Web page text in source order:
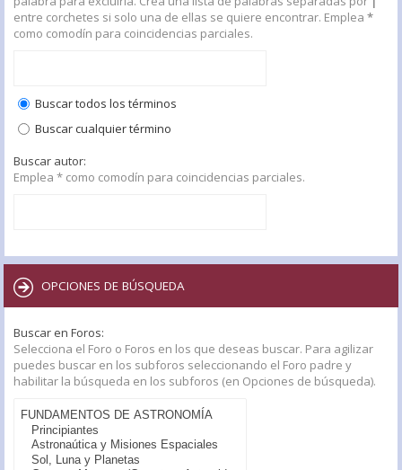
entre corchetes si solo una de ellas se quiere encontrar. Emplea *
como comodín para coincidencias parciales.
Buscar todos los términos
Buscar cualquier término
Buscar autor:
Emplea * como comodín para coincidencias parciales.
OPCIONES DE BÚSQUEDA
Buscar en Foros:
Selecciona el Foro o Foros en los que deseas buscar. Para agilizar
puedes buscar en los subforos seleccionando el Foro padre y
habilitar la búsqueda en los subforos (en Opciones de búsqueda).